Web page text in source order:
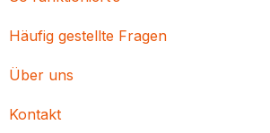
Häufig gestellte Fragen
Über uns
Kontakt